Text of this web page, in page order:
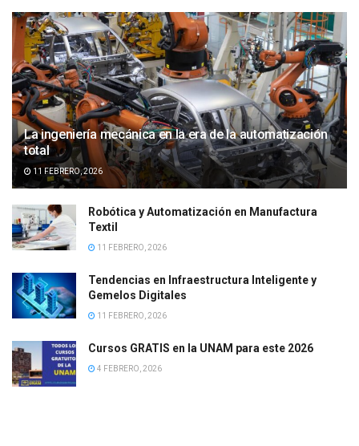
La ingeniería mecánica en la era de la automatización
total
11 FEBRERO, 2026
Robótica y Automatización en Manufactura
Textil
11 FEBRERO, 2026
Tendencias en Infraestructura Inteligente y
Gemelos Digitales
11 FEBRERO, 2026
Cursos GRATIS en la UNAM para este 2026
4 FEBRERO, 2026